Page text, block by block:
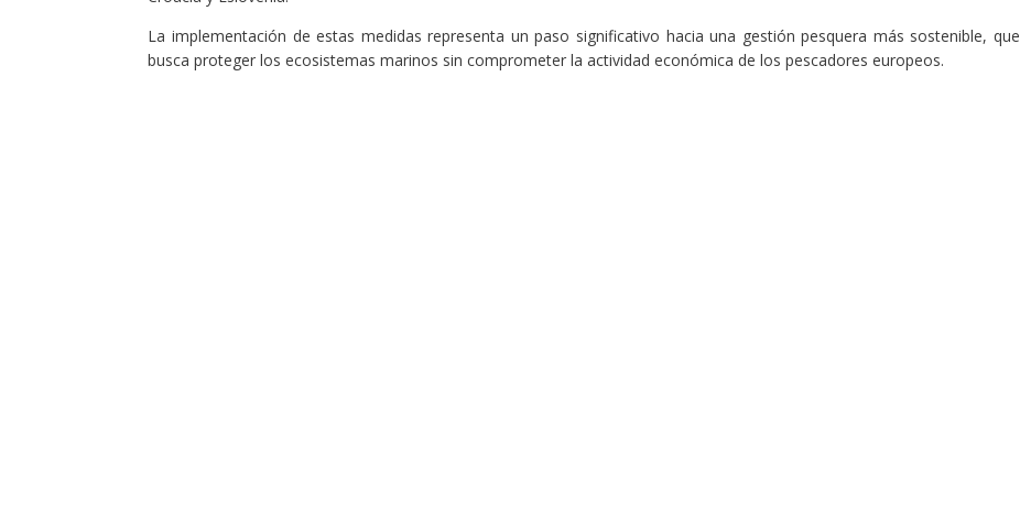
La implementación de estas medidas representa un paso significativo hacia una gestión pesquera más sostenible, que
busca proteger los ecosistemas marinos sin comprometer la actividad económica de los pescadores europeos.